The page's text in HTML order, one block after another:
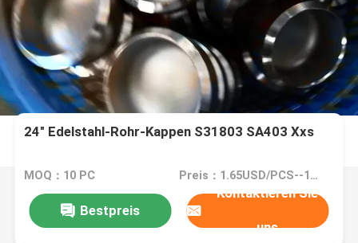
24" Edelstahl-Rohr-Kappen S31803 SA403 Xxs
MOQ：10 PC Preis：1.65USD/PCS--1853/PCS
Bestpreis
Kontaktieren Sie
uns